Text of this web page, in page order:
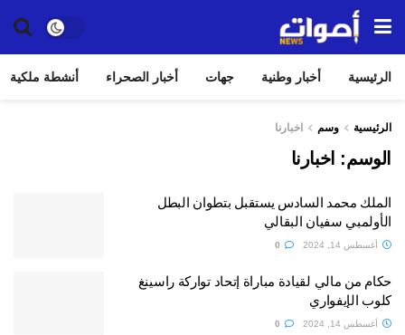
الرئيسية أخبار وطنية جهات أخبار الصحراء أنشطة ملكية
الرئيسية وسم اخبارنا
الوسم: اخبارنا
الملك محمد السادس يستقبل بتطوان البطل
الأولمبي سفيان البقالي
أغسطس 14, 2024
حكام من مالي لقيادة مباراة إتحاد تواركة راسينغ
كلوب الإيفواري
أغسطس 14, 2024